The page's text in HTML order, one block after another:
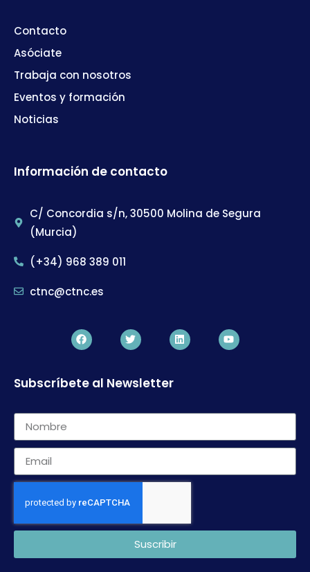
Contacto
Asóciate
Trabaja con nosotros
Eventos y formación
Noticias
Información de contacto
C/ Concordia s/n, 30500 Molina de Segura
(Murcia)
(+34) 968 389 011
ctnc@ctnc.es
Subscríbete al Newsletter
Suscribir